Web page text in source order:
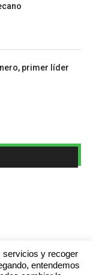
primer líder
servicios y recoger
entendemos